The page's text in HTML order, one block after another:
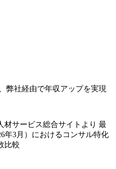
弊社経由で年収アップを実現
サービス総合サイトより 最
年3月）におけるコンサル特化
比較